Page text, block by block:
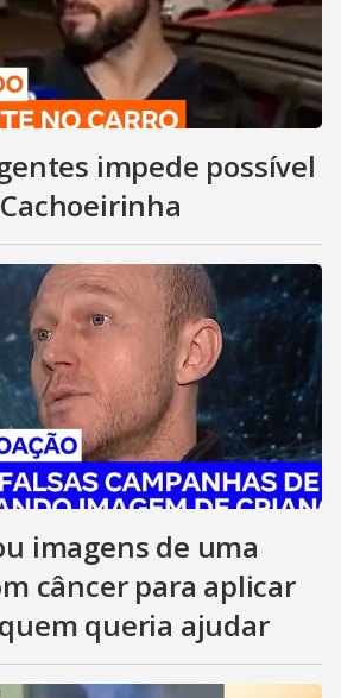
impede possível
imagens de uma
câncer para aplicar
queria ajudar